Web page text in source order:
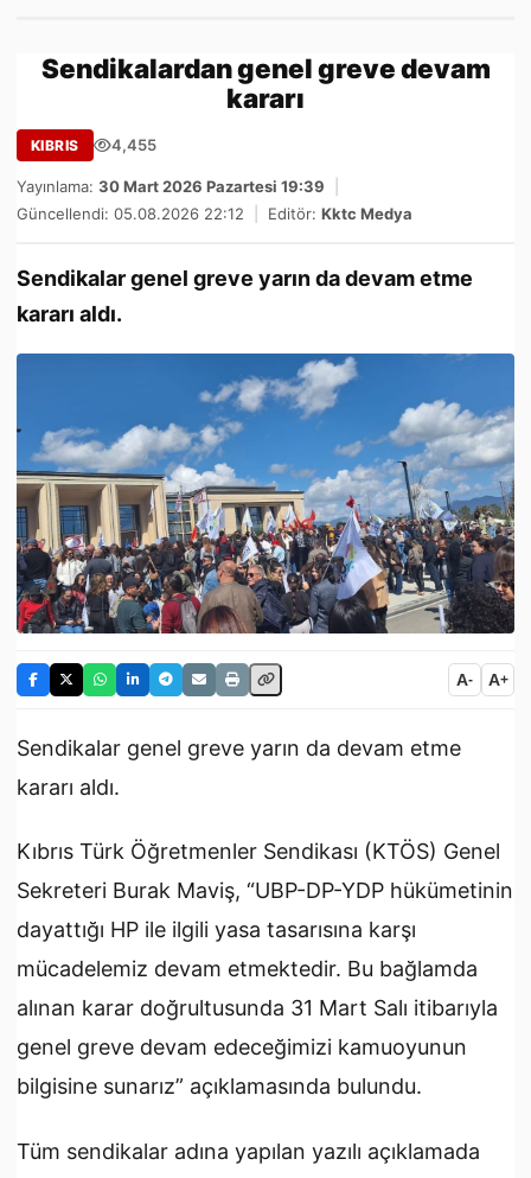
Sendikalardan genel greve devam
kararı
KIBRIS 4,455
Yayınlama: 30 Mart 2026 Pazartesi 19:39
Güncellendi: 05.08.2026 22:12
Editör: Kktc Medya
Sendikalar genel greve yarın da devam etme
kararı aldı.
A- A+
Sendikalar genel greve yarın da devam etme
kararı aldı.
Kıbrıs Türk Öğretmenler Sendikası (KTÖS) Genel
Sekreteri Burak Maviş, “UBP-DP-YDP hükümetinin
dayattığı HP ile ilgili yasa tasarısına karşı
mücadelemiz devam etmektedir. Bu bağlamda
alınan karar doğrultusunda 31 Mart Salı itibarıyla
genel greve devam edeceğimizi kamuoyunun
bilgisine sunarız” açıklamasında bulundu.
Tüm sendikalar adına yapılan yazılı açıklamada